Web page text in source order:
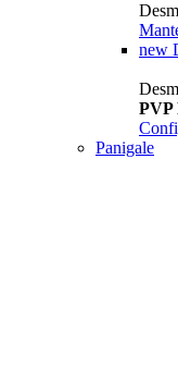
new
PVP
Panigale